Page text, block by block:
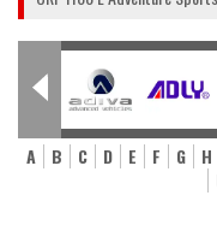
A B C D E F G H